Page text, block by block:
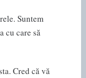
Suntem
cu care să
Cred că vă